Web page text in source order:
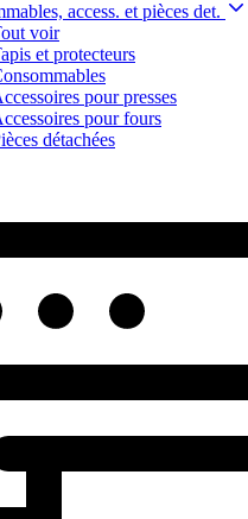
access. et pièces det.
voir
et protecteurs
pour presses
pour fours
détachées